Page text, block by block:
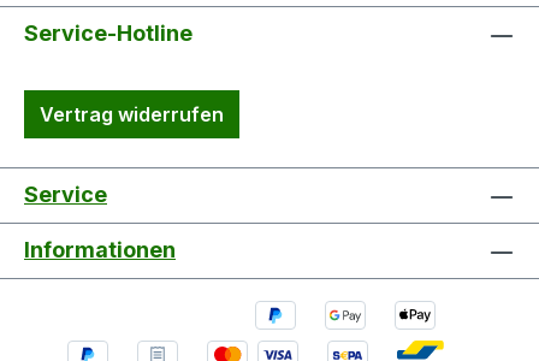
Service-Hotline
Vertrag widerrufen
Service
Informationen